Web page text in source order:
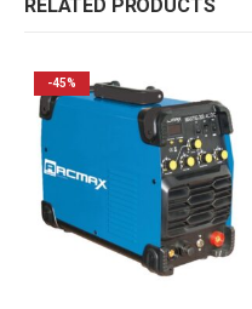
RELATED PRODUCTS
-45%